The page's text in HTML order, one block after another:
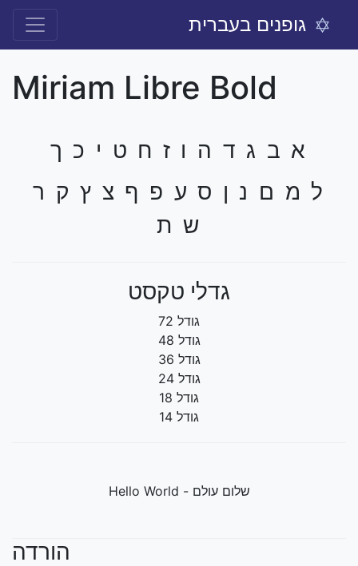
גופנים בעברית
Miriam Libre Bold
א ב ג ד ה ו ז ח ט י כ ך
ל מ ם נ ן ס ע פ ף צ ץ ק ר
ש ת
גדלי טקסט
גודל 72
גודל 48
גודל 36
גודל 24
גודל 18
גודל 14
שלום עולם - Hello World
הורדה